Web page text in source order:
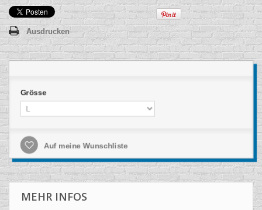
Ausdrucken
Grösse
Auf meine Wunschliste
MEHR INFOS